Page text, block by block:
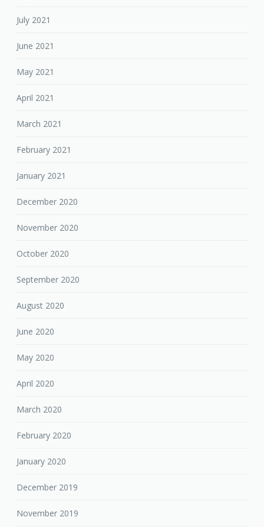
July 2021
June 2021
May 2021
April 2021
March 2021
February 2021
January 2021
December 2020
November 2020
October 2020
September 2020
August 2020
June 2020
May 2020
April 2020
March 2020
February 2020
January 2020
December 2019
November 2019